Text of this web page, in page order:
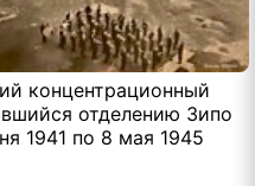
концентрационный
отделению Зипо
1941 по 8 мая 1945